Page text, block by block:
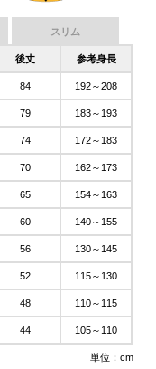
スリム
後丈 参考身長
84 192～208
79 183～193
74 172～183
70 162～173
65 154～163
60 140～155
56 130～145
52 115～130
48 110～115
44 105～110
単位：cm